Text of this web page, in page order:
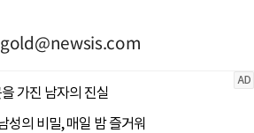
gold@newsis.com